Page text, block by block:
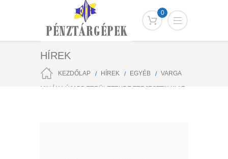
0
HÍREK
KEZDŐLAP HÍREK EGYÉB VARGA
MIHÁLY: ÚJABB TERÜLETEKRE TERJESZTIK KI AZ